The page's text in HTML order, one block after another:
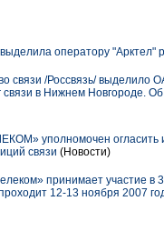
выделила оператору
связи /Россвязь/
связи в Нижнем Новгороде.
уполномочен огласить
связи (Новости)
принимает участие в
12-13 ноября 2007